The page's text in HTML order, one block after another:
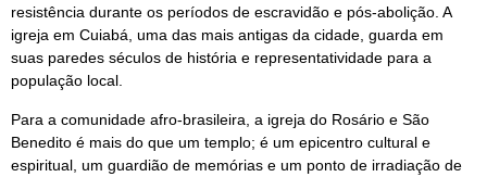
resistência durante os períodos de escravidão e pós-abolição. A
igreja em Cuiabá, uma das mais antigas da cidade, guarda em
suas paredes séculos de história e representatividade para a
população local.
Para a comunidade afro-brasileira, a igreja do Rosário e São
Benedito é mais do que um templo; é um epicentro cultural e
espiritual, um guardião de memórias e um ponto de irradiação de